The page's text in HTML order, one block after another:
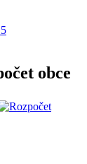
obce